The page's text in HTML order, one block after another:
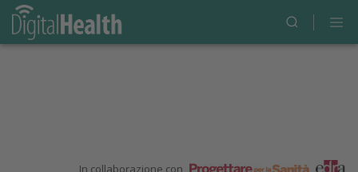
In collaborazione con